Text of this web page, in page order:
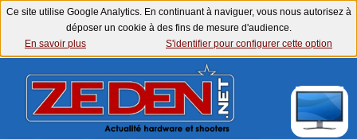
Ce site utilise Google Analytics. En continuant à naviguer, vous nous autorisez à
déposer un cookie à des fins de mesure d'audience.
En savoir plus
S'identifier pour configurer cette option